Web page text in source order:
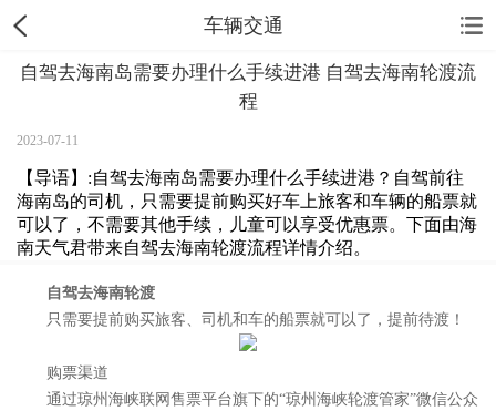
车辆交通
自驾去海南岛需要办理什么手续进港 自驾去海南轮渡流
程
2023-07-11
【导语】:自驾去海南岛需要办理什么手续进港？自驾前往
海南岛的司机，只需要提前购买好车上旅客和车辆的船票就
可以了，不需要其他手续，儿童可以享受优惠票。下面由海
南天气君带来自驾去海南轮渡流程详情介绍。
自驾去海南轮渡
只需要提前购买旅客、司机和车的船票就可以了，提前待渡！
购票渠道
通过琼州海峡联网售票平台旗下的“琼州海峡轮渡管家”微信公众